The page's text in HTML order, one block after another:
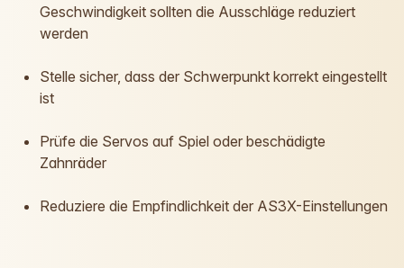
Geschwindigkeit sollten die Ausschläge reduziert
werden
Stelle sicher, dass der Schwerpunkt korrekt eingestellt
ist
Prüfe die Servos auf Spiel oder beschädigte
Zahnräder
Reduziere die Empfindlichkeit der AS3X-Einstellungen